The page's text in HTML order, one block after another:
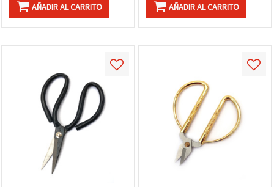
AÑADIR AL CARRITO AÑADIR AL CARRITO